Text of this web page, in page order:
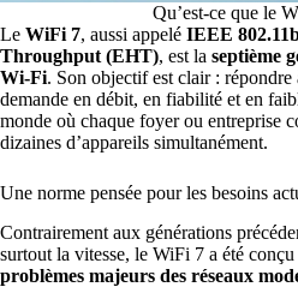
Qu’est-ce que le
Le WiFi 7, aussi appelé IEEE
Throughput (EHT), est la septième
Wi-Fi. Son objectif est clair : répondre
demande en débit, en fiabilité et en
monde où chaque foyer ou entreprise
dizaines d’appareils simultanément.
Une norme pensée pour les besoins
Contrairement aux générations
surtout la vitesse, le WiFi 7 a été
problèmes majeurs des réseaux